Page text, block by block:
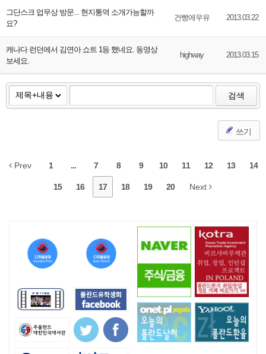
그단스크 업무상 방문... 현지통역 소개가능할까
요?
건빵에우유 2013.03.22
캐나다 런던에서 김연아 쇼트 1등 했네요. 동영상
보세요.
highway 2013.03.15
검색
쓰기
Prev 1 ... 7 8 9 10 11 12 13 14
15 16 17 18 19 20 Next